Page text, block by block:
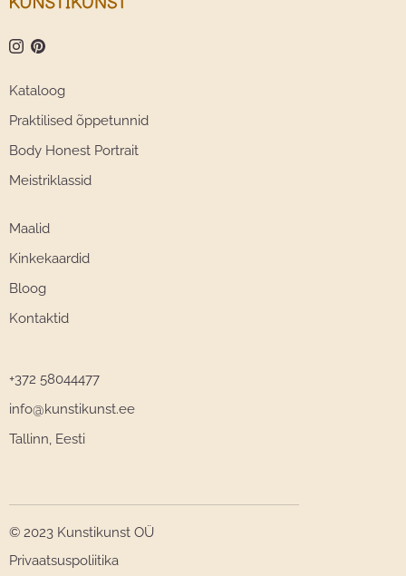
Kataloog
Praktilised õppetunnid
Body Honest Portrait
Meistriklassid
Maalid
Kinkekaardid
Bloog
Kontaktid
+372 58044477
info@kunstikunst.ee
Tallinn, Eesti
© 2023 Kunstikunst OÜ
Privaatsuspoliitika